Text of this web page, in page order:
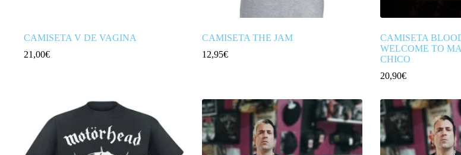
CAMISETA V DE VAGINA
21,00€
CAMISETA THE JAM
12,95€
CAMISETA
WELCOME TO
CHICO
20,90€